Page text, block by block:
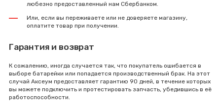
любезно предоставленный нам Сбербанком.
Или, если вы переживаете или не доверяете магазину,
оплатите товар при получении.
Гарантия и возврат
К сожалению, иногда случается так, что покупатель ошибается в
выборе батарейки или попадается производственный брак. На этот
случай Аксеум предоставляет гарантию 90 дней, в течение которых
вы можете подключить и протестировать запчасть, убедившись в её
работоспособности.